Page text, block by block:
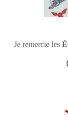
Je remercie les